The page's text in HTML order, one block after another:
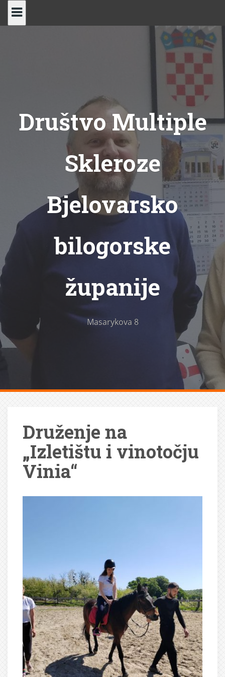
Skip
Društvo Multiple
Skleroze
Bjelovarsko
bilogorske
županije
Masarykova 8
Druženje na
„Izletištu i vinotočju
Vinia“